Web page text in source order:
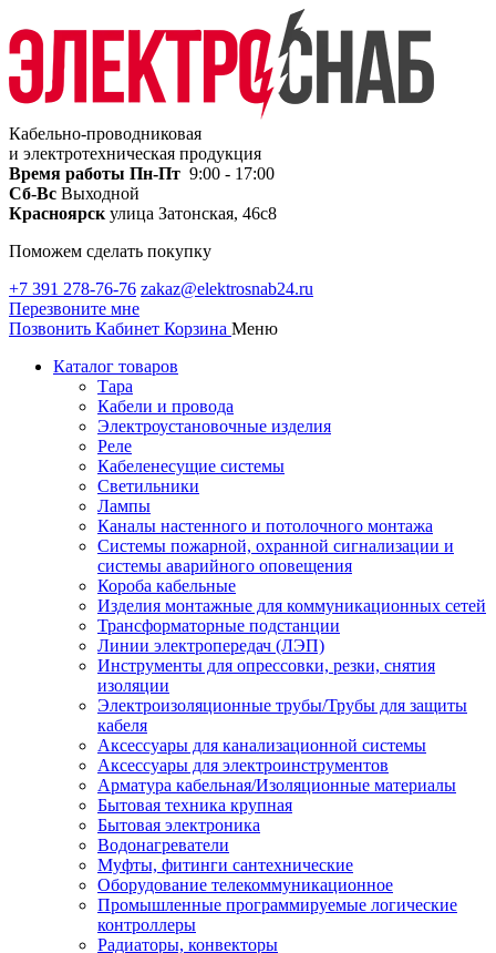
Кабельно-проводниковая
и электротехническая продукция
Время работы Пн-Пт 9:00 - 17:00
Сб-Вс Выходной
Красноярск улица Затонская, 46с8
Поможем сделать покупку
+7 391 278-76-76 zakaz@elektrosnab24.ru
Перезвоните мне
Позвонить Кабинет Корзина Меню
Каталог товаров
Тара
Кабели и провода
Электроустановочные изделия
Реле
Кабеленесущие системы
Светильники
Лампы
Каналы настенного и потолочного монтажа
Системы пожарной, охранной сигнализации и
системы аварийного оповещения
Короба кабельные
Изделия монтажные для коммуникационных сетей
Трансформаторные подстанции
Линии электропередач (ЛЭП)
Инструменты для опрессовки, резки, снятия
изоляции
Электроизоляционные трубы/Трубы для защиты
кабеля
Аксессуары для канализационной системы
Аксессуары для электроинструментов
Арматура кабельная/Изоляционные материалы
Бытовая техника крупная
Бытовая электроника
Водонагреватели
Муфты, фитинги сантехнические
Оборудование телекоммуникационное
Промышленные программируемые логические
контроллеры
Радиаторы, конвекторы